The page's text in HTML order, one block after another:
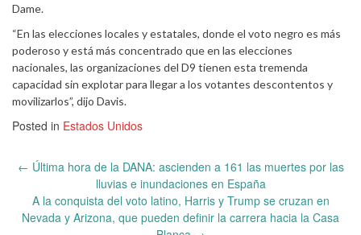
Dame.
“En las elecciones locales y estatales, donde el voto negro es más
poderoso y está más concentrado que en las elecciones
nacionales, las organizaciones del D9 tienen esta tremenda
capacidad sin explotar para llegar a los votantes descontentos y
movilizarlos”, dijo Davis.
Posted in Estados Unidos
Post
← Última hora de la DANA: ascienden a 161 las muertes por las
lluvias e inundaciones en España
A la conquista del voto latino, Harris y Trump se cruzan en
Nevada y Arizona, que pueden definir la carrera hacia la Casa